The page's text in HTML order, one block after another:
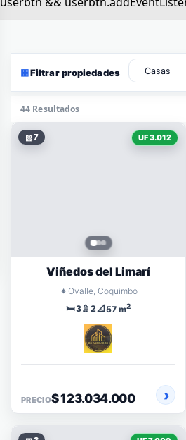
▦Filtrar propiedades
44 Resultados
▧7 UF 3.012
Viñedos del Limarí
⌖ Ovalle, Coquimbo
🛏️3🚿 2📐57 m2
PRECIO$ 123.034.000